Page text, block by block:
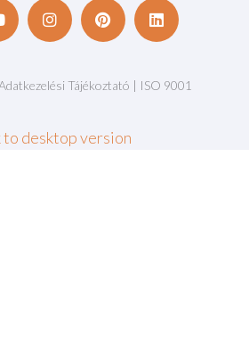
Tájékoztató | ISO 9001
to desktop version